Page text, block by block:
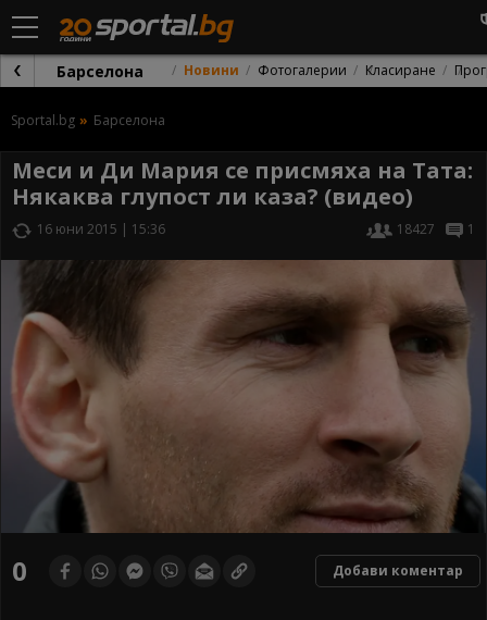
Барселона Новини Фотогалерии Класиране
Sportal.bg Барселона
Меси и Ди Мария се присмяха на Тата:
Някаква глупост ли каза? (видео)
16 юни 2015 | 15:36 18427 1
0 Добави коментар